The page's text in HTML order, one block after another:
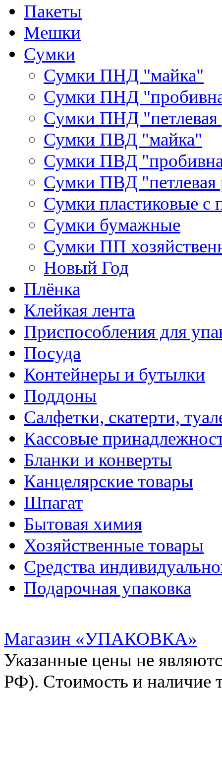
Пакеты
Мешки
Сумки
Сумки ПНД "майка"
Сумки ПНД
Сумки ПНД "петлевая
Сумки ПВД "майка"
Сумки ПВД
Сумки ПВД "петлевая
Сумки пластиковые с
Сумки бумажные
Сумки ПП
Новый Год
Плёнка
Клейкая лента
Приспособления для
Посуда
Контейнеры и бутылки
Поддоны
Салфетки, скатерти,
Кассовые
Бланки и конверты
Канцелярские товары
Шпагат
Бытовая химия
Хозяйственные товары
Средства
Подарочная упаковка
Магазин «УПАКОВКА»
Указанные цены не
РФ). Стоимость и наличие